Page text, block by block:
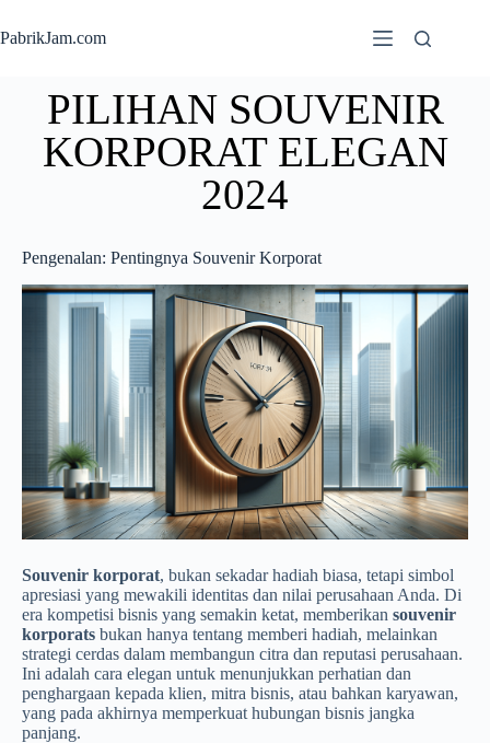
PabrikJam.com
PILIHAN SOUVENIR
KORPORAT ELEGAN
2024
Pengenalan: Pentingnya Souvenir Korporat
Souvenir korporat, bukan sekadar hadiah biasa, tetapi simbol
apresiasi yang mewakili identitas dan nilai perusahaan Anda. Di
era kompetisi bisnis yang semakin ketat, memberikan souvenir
korporats bukan hanya tentang memberi hadiah, melainkan
strategi cerdas dalam membangun citra dan reputasi perusahaan.
Ini adalah cara elegan untuk menunjukkan perhatian dan
penghargaan kepada klien, mitra bisnis, atau bahkan karyawan,
yang pada akhirnya memperkuat hubungan bisnis jangka
panjang.